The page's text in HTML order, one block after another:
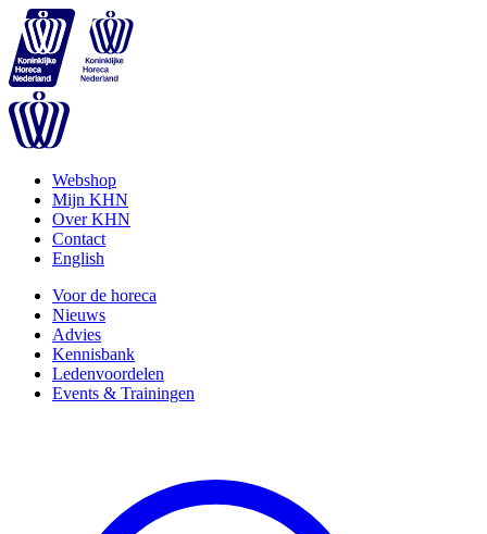
Webshop
Mijn KHN
Over KHN
Contact
English
Voor de horeca
Nieuws
Advies
Kennisbank
Ledenvoordelen
Events & Trainingen